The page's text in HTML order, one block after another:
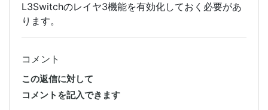
L3Switchのレイヤ3機能を有効化しておく必要があ
ります。
コメント
この返信に対して
コメントを記入できます